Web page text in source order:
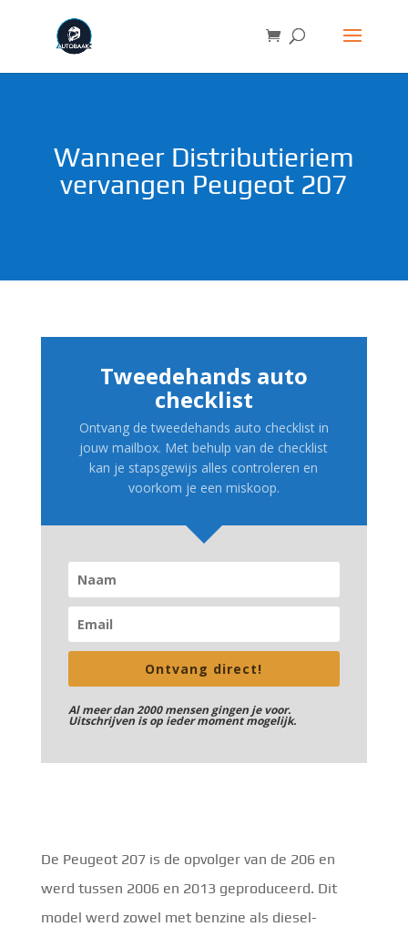
Wanneer Distributieriem
vervangen Peugeot 207
Tweedehands auto
checklist
Ontvang de tweedehands auto checklist in
jouw mailbox. Met behulp van de checklist
kan je stapsgewijs alles controleren en
voorkom je een miskoop.
Ontvang direct!
Al meer dan 2000 mensen gingen je voor.
Uitschrijven is op ieder moment mogelijk.
De Peugeot 207 is de opvolger van de 206 en
werd tussen 2006 en 2013 geproduceerd. Dit
model werd zowel met benzine als diesel-